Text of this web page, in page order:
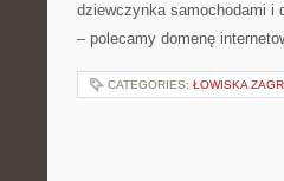
dziewczynka samochodami i
– polecamy domenę
CATEGORIES: ŁOWISKA